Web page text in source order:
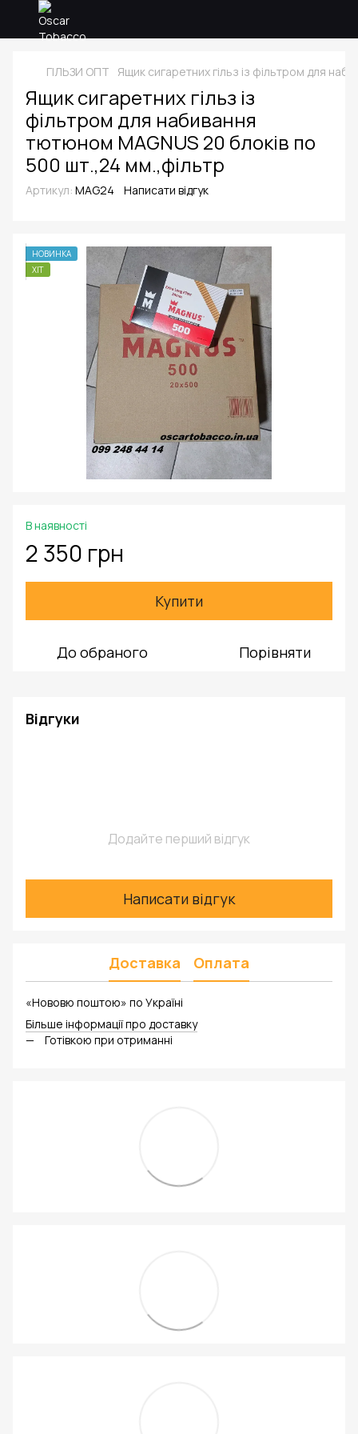
ГІЛЬЗИ ОПТ Ящик сигаретних гільз із фільтром для
Ящик сигаретних гільз із
фільтром для набивання
тютюном MAGNUS 20 блоків по
500 шт.,24 мм.,фільтр
Артикул: MAG24 Написати відгук
НОВИНКА
ХІТ
В наявності
2 350 грн
Купити
До обраного Порівняти
Відгуки
Додайте перший відгук
Написати відгук
Доставка Оплата
«Нововю поштою» по Україні
Більше інформації про доставку
Готівкою при отриманні